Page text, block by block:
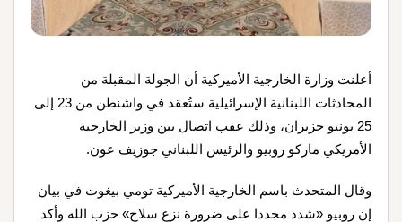
أعلنت وزارة الخارجية الأميركية أن الجولة المقبلة من
المحادثات اللبنانية الإسرائيلية ستُعقد في واشنطن من 23 إلى
25 يونيو حزيران، وذلك عقب اتصال بين وزير الخارجية
الأمريكي ماركو روبيو والرئيس اللبناني جوزيف عون.
وقال المتحدث باسم الخارجية الأميركية تومي بيغوت في بيان
إن روبيو «شدد مجددا على ضرورة نزع سلاح» حزب الله وأكد